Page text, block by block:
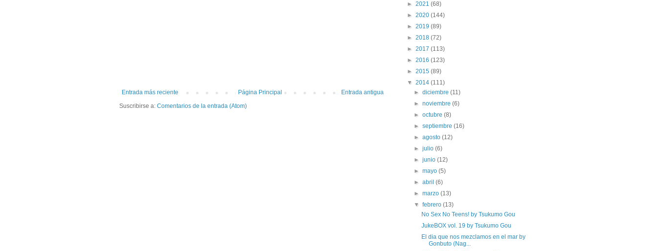
Entrada más reciente Entrada antigua
Página Principal
Suscribirse a: Comentarios de la entrada (Atom)
► 2021 (68)
► 2020 (144)
► 2019 (89)
► 2018 (72)
► 2017 (113)
► 2016 (123)
► 2015 (89)
▼ 2014 (111)
►diciembre(11)
►noviembre(6)
►octubre(8)
►septiembre(16)
►agosto(12)
►julio(6)
►junio(12)
►mayo(5)
►abril(6)
►marzo(13)
▼febrero(13)
No Sex No Teens! by Tsukumo Gou
JukeBOX vol. 19 by Tsukumo Gou
El dia que nos mezclamos en el mar by
Gonbuto (Nag...